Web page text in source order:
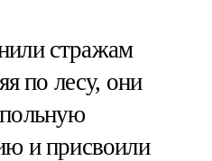
стражам
по лесу, они
и присвоили